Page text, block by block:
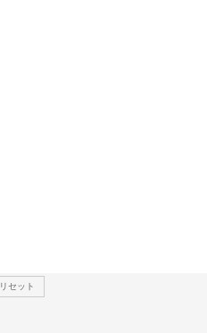
リセット